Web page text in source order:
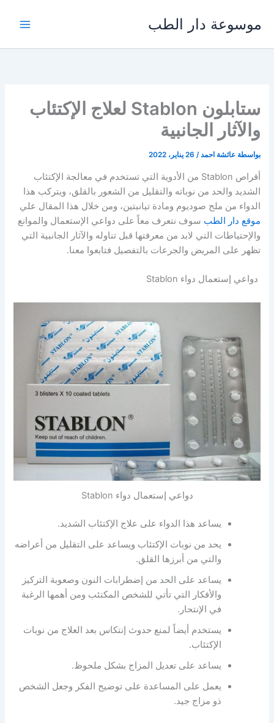
المحتوى
موسوعة دار الطب
ستابلون Stablon لعلاج الإكتئاب
والآثار الجانبية
بواسطة عائشة احمد/ 26 يناير، 2022
أقراص Stablon من الأدوية التي تستخدم في معالجة الإكتئاب
الشديد والحد من نوباته والتقليل من الشعور بالقلق، ويتركب هذا
الدواء من ملح صوديوم ومادة تيانبتين، ومن خلال هذا المقال علي
موقع دار الطب سوف نتعرف معاً على دواعي الإستعمال والموانع
والإحتياطات التي لابد من معرفتها قبل تناوله والآثار الجانبية التي
تظهر على المريض والجرعات بالتفصيل فتابعوا معنا.
دواعي إستعمال دواء Stablon
دواعي إستعمال دواء Stablon
يساعد هذا الدواء على علاج الإكتئاب الشديد.
يحد من نوبات الإكتئاب ويساعد على التقليل من أعراضه
والتي من أبرزها القلق.
يساعد على الحد من إضطرابات النون وصعوبة التركيز
والأفكار التي تأتي للشخص المكتئب ومن أهمها الرغبة
في الإنتحار.
يستخدم أيضاً لمنع حدوث إنتكاس بعد العلاج من نوبات
الإكتئاب.
يساعد على تعديل المزاج بشكل ملحوظ.
يعمل على المساعدة على توضيح الفكر وجعل الشخص
ذو مزاج جيد.